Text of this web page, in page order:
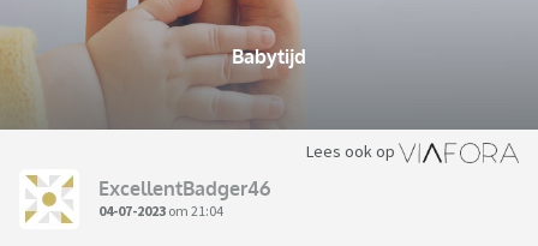
Babytijd
Lees ook op
ExcellentBadger46
04-07-2023 om 21:04